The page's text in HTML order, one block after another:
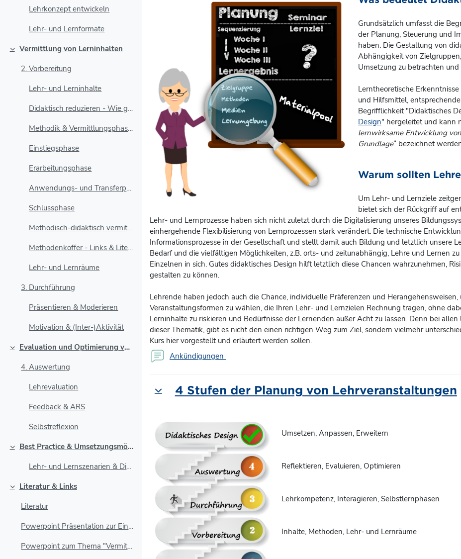
Lehrkonzept entwickeln
Lehr- und Lernformate
Einklappen
Vermittlung von Lerninhalten
2. Vorbereitung
Lehr- und Lerninhalte
Didaktisch reduzieren - Wie genau?
Methodik & Vermittlungsphasen
Einstiegsphase
Erarbeitungsphase
Anwendungs- und Transferphase
Schlussphase
Methodisch-didaktisch vermitteln - Ein Fazit
Methodenkoffer - Links & Literatur
Lehr- und Lernräume
3. Durchführung
Präsentieren & Moderieren
Motivation & (Inter-)Aktivität
Einklappen
Evaluation und Optimierung von Lehr- und Lernprozessen
4. Auswertung
Lehrevaluation
Feedback & ARS
Selbstreflexion
Einklappen
Best Practice & Umsetzungsmöglichkeiten
Lehr- und Lernszenarien & Didaktische Tipps
Einklappen
Literatur & Links
Literatur
Powerpoint Präsentation zur Einführung
Powerpoint zum Thema "Vermittlung von Lerninhalten"
Grundsätzlich umfasst die
der Planung, Steuerung und
haben. Die Gestaltung von
Abhängigkeit von
Umsetzung zu betrachten und
Lerntheoretische
und Hilfsmittel,
Begrifflichkeit "Didaktisches
Design" hergeleitet und kann
lernwirksame Entwicklung
Grundlage“ bezeichnet
Warum sollten
Um Lehr- und Lernziele
bietet sich der Rückgriff auf
Lehr- und Lernprozesse haben sich nicht zuletzt durch die Digitalisierung unseres
einhergehende Flexibilisierung von Lernprozessen stark verändert. Die technische
Informationsprozesse in der Gesellschaft und stellt damit auch Bildung und letztlich unsere
Bedarf und die vielfältigen Möglichkeiten, z.B. orts- und zeitunabhängig, Lehre und Lernen
Einzelnen in sich. Gutes didaktisches Design hilft letztlich diese Chancen wahrzunehmen,
gestalten zu können.
Lehrende haben jedoch auch die Chance, individuelle Präferenzen und
Veranstaltungsformen zu wählen, die Ihren Lehr- und Lernzielen Rechnung tragen, ohne
Lerninhalte zu riskieren und Bedürfnisse der Lernenden außer Acht zu lassen. Denn bei
dieser Thematik, gibt es nicht den einen richtigen Weg zum Ziel, sondern vielmehr
Kurs hier vorgestellt und erläutert werden sollen.
Ankündigungen
Einklappen4 Stufen der Planung von Lehrveranstaltungen
Umsetzen, Anpassen, Erweitern
Reflektieren, Evaluieren, Optimieren
Lehrkompetenz, Interagieren, Selbstlernphasen
Inhalte, Methoden, Lehr- und Lernräume